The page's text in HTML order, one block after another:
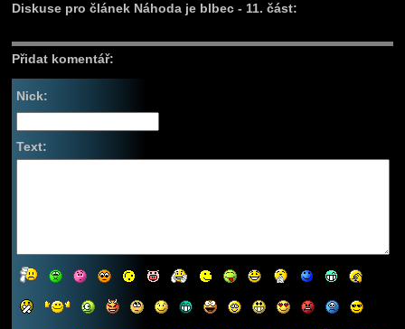
Diskuse pro článek Náhoda je blbec - 11. část:
Přidat komentář:
Nick:
Text: